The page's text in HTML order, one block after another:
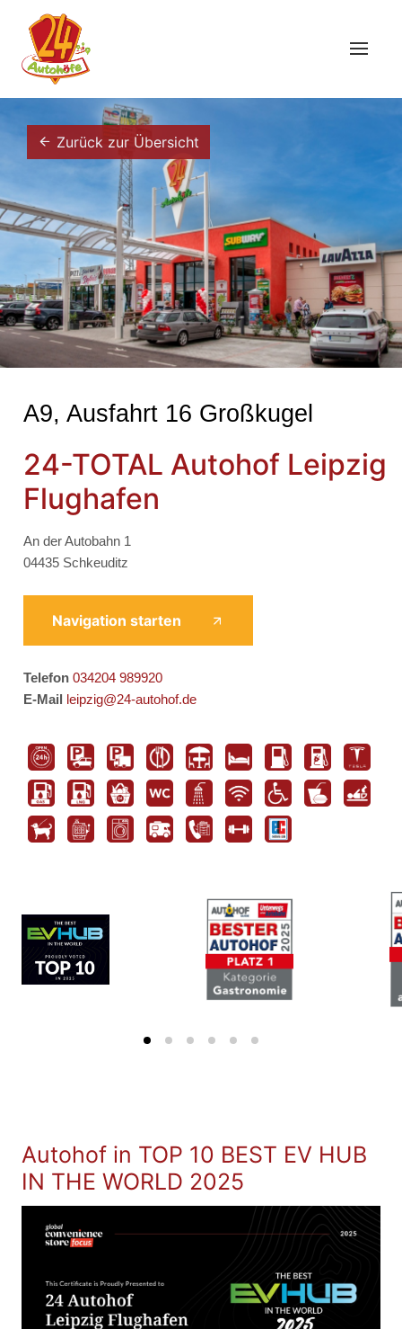
Zurück zur Übersicht
A9, Ausfahrt 16 Großkugel
24-TOTAL Autohof Leipzig
Flughafen
An der Autobahn 1
04435 Schkeuditz
Navigation starten
Telefon 034204 989920
E-Mail leipzig@24-autohof.de
Autohof in TOP 10 BEST EV HUB
IN THE WORLD 2025